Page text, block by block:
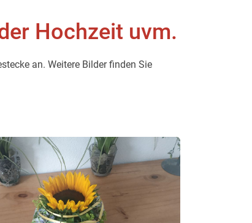
Hochzeit uvm.
an. Weitere Bilder finden Sie